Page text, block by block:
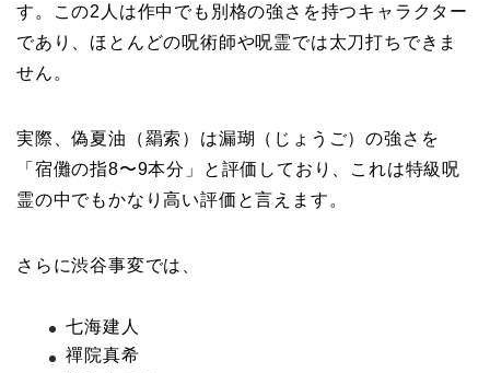
す。この2人は作中でも別格の強さを持つキャラクター
であり、ほとんどの呪術師や呪霊では太刀打ちできま
せん。
実際、偽夏油（羂索）は漏瑚（じょうご）の強さを
「宿儺の指8〜9本分」と評価しており、これは特級呪
霊の中でもかなり高い評価と言えます。
さらに渋谷事変では、
七海建人
禪院真希